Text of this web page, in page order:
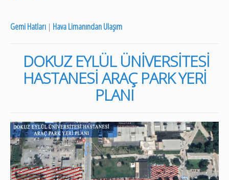
Gemi Hatları | Hava Limanından Ulaşım
DOKUZ EYLÜL ÜNİVERSİTESİ
HASTANESİ ARAÇ PARK YERİ
PLANI